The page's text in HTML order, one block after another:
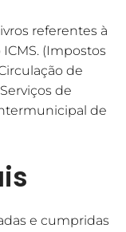
referentes à
(Impostos
de
de
de
e cumpridas